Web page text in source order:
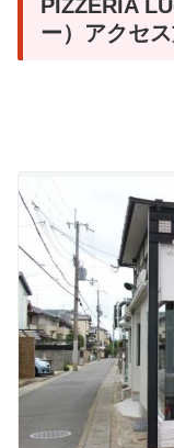
PIZZERIA
ー）アクセ